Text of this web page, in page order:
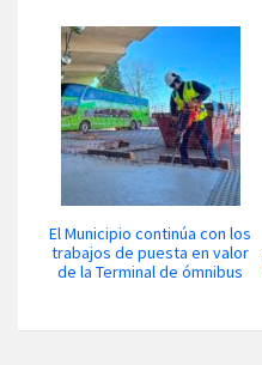
El Municipio continúa con los
trabajos de puesta en valor
de la Terminal de ómnibus